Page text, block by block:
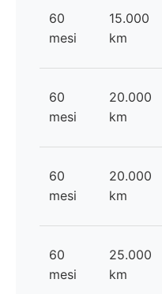
60
mesi
15.000
km
60
mesi
20.000
km
60
mesi
20.000
km
60
mesi
25.000
km